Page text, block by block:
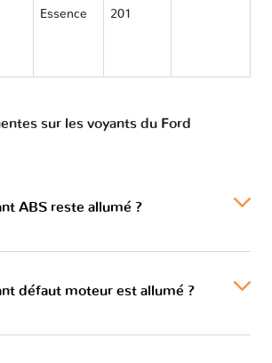
Essence 201
sur les voyants du Ford
ABS reste allumé ?
défaut moteur est allumé ?